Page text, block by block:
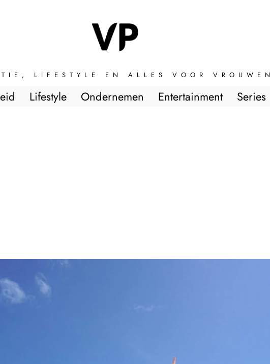
LIFESTYLE EN ALLES VOOR VROUWEN
Lifestyle Ondernemen Entertainment Series